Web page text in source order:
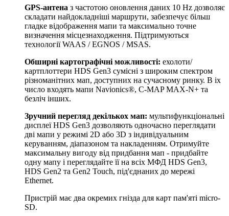
GPS-антена з частотою оновлення даних 10 Hz дозволяє
складати найдокладніші маршрути, забезпечує більш
гладке відображення мапи та максимально точне
визначення місцезнаходження. Підтримуються
технології WAAS / EGNOS / MSAS.
Обширні картографічні можливості: ехолоти/
картплоттери HDS Gen3 сумісні з широким спектром
різноманітних мап, доступних на сучасному ринку. В іх
число входять мапи Navionics®, C-MAP MAX-N+ та
безліч інших.
Зручний перегляд декількох мап: мультифункціональні
дисплеї HDS Gen3 дозволяють одночасно переглядати
дві мапи у режимі 2D або 3D з індивідуальним
керуванням, діапазоном та накладенням. Отримуйте
максимальну вигоду від придбання мап - придбайте
одну мапу і переглядайте її на всіх МФД HDS Gen3,
HDS Gen2 та Gen2 Touch, під'єднаних до мережі
Ethernet.
Пристрій має два окремих гнізда для карт пам'яті micro-
SD.